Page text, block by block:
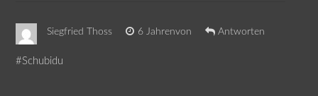
Siegfried Thoss 6 Jahrenvon Antworten
#Schubidu